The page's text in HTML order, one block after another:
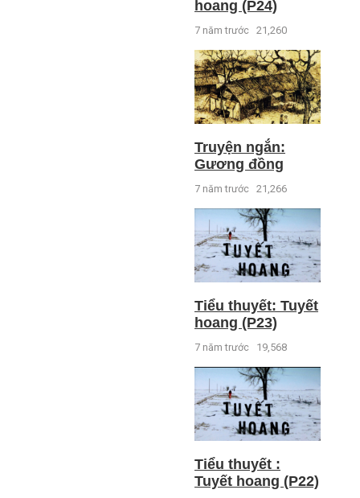
hoang (P24)
7 năm trước 21,260
Truyện ngắn:
Gương đồng
7 năm trước 21,266
Tiểu thuyết: Tuyết
hoang (P23)
7 năm trước 19,568
Tiểu thuyết :
Tuyết hoang (P22)